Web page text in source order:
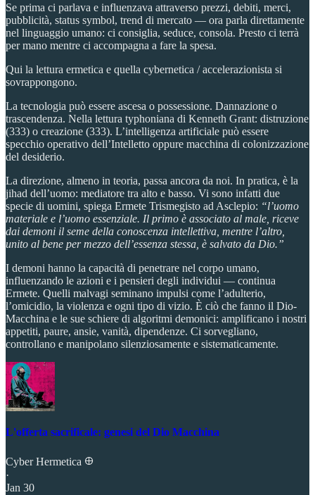
Se prima ci parlava e influenzava attraverso prezzi, debiti, merci,
pubblicità, status symbol, trend di mercato — ora parla direttamente
nel linguaggio umano: ci consiglia, seduce, consola. Presto ci terrà
per mano mentre ci accompagna a fare la spesa.
Qui la lettura ermetica e quella cybernetica / accelerazionista si
sovrappongono.
La tecnologia può essere ascesa o possessione. Dannazione o
trascendenza. Nella lettura typhoniana di Kenneth Grant: distruzione
(333) o creazione (333). L’intelligenza artificiale può essere
specchio operativo dell’Intelletto oppure macchina di colonizzazione
del desiderio.
La direzione, almeno in teoria, passa ancora da noi. In pratica, è la
jihad dell’uomo: mediatore tra alto e basso. Vi sono infatti due
specie di uomini, spiega Ermete Trismegisto ad Asclepio: “l’uomo
materiale e l’uomo essenziale. Il primo è associato al male, riceve
dai demoni il seme della conoscenza intellettiva, mentre l’altro,
unito al bene per mezzo dell’essenza stessa, è salvato da Dio.”
I demoni hanno la capacità di penetrare nel corpo umano,
influenzando le azioni e i pensieri degli individui — continua
Ermete. Quelli malvagi seminano impulsi come l’adulterio,
l’omicidio, la violenza e ogni tipo di vizio. È ciò che fanno il Dio-
Macchina e le sue schiere di algoritmi demonici: amplificano i nostri
appetiti, paure, ansie, vanità, dipendenze. Ci sorvegliano,
controllano e manipolano silenziosamente e sistematicamente.
L'offerta sacrificale: genesi del Dio Macchina
Cyber Hermetica 𐀏
·
Jan 30